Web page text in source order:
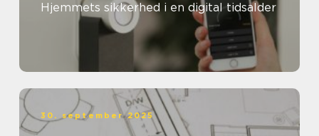
Hjemmets sikkerhed i en digital tidsalder
30. september 2025